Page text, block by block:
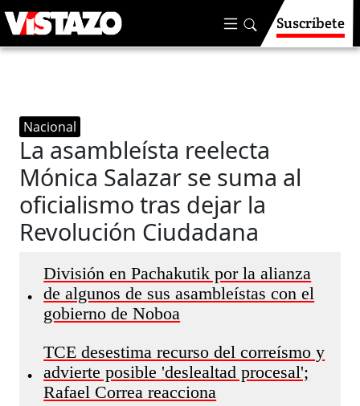
Suscríbete
Nacional
La asambleísta reelecta
Mónica Salazar se suma al
oficialismo tras dejar la
Revolución Ciudadana
•
División en Pachakutik por la alianza
de algunos de sus asambleístas con el
gobierno de Noboa
•
TCE desestima recurso del correísmo y
advierte posible 'deslealtad procesal';
Rafael Correa reacciona